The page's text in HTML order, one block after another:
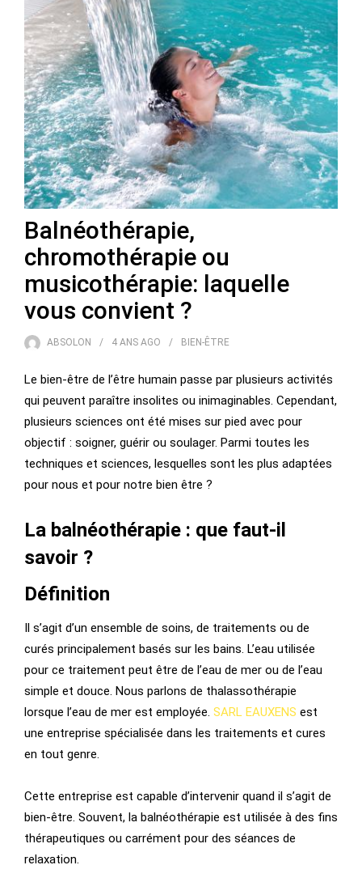
Balnéothérapie,
chromothérapie ou
musicothérapie: laquelle
vous convient ?
ABSOLON 4 ANS AGO BIEN-ÊTRE
Le bien-être de l’être humain passe par plusieurs activités
qui peuvent paraître insolites ou inimaginables. Cependant,
plusieurs sciences ont été mises sur pied avec pour
objectif : soigner, guérir ou soulager. Parmi toutes les
techniques et sciences, lesquelles sont les plus adaptées
pour nous et pour notre bien être ?
La balnéothérapie : que faut-il
savoir ?
Définition
Il s’agit d’un ensemble de soins, de traitements ou de
curés principalement basés sur les bains. L’eau utilisée
pour ce traitement peut être de l’eau de mer ou de l’eau
simple et douce. Nous parlons de thalassothérapie
lorsque l’eau de mer est employée. SARL EAUXENS est
une entreprise spécialisée dans les traitements et cures
en tout genre.
Cette entreprise est capable d’intervenir quand il s’agit de
bien-être. Souvent, la balnéothérapie est utilisée à des fins
thérapeutiques ou carrément pour des séances de
relaxation.